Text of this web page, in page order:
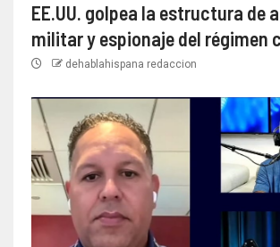
EE.UU. golpea la estructura de
militar y espionaje del régimen
dehablahispana redaccion